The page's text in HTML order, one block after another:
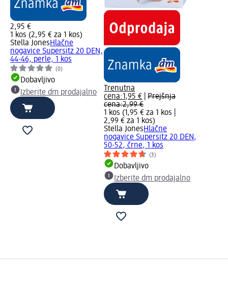
2,95 €
1 kos (2,95 € za 1 kos)
Stella JonesHlačne
nogavice Supersitz 20 DEN,
44-46, perle, 1 kos
(0)
Dobavljivo
Izberite dm prodajalno
Trenutna
cena:1,95 € |Prejšnja
cena:2,99 €
1 kos (1,95 € za 1 kos |
2,99 € za 1 kos)
Stella JonesHlačne
nogavice Supersitz 20 DEN,
50-52, črne, 1 kos
(3)
Dobavljivo
Izberite dm prodajalno